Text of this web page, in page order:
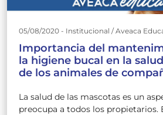
05/08/2020 - Institucional / Aveaca
Importancia del
la higiene bucal en la
de los animales de
La salud de las mascotas es un
preocupa a todos los propietarios.